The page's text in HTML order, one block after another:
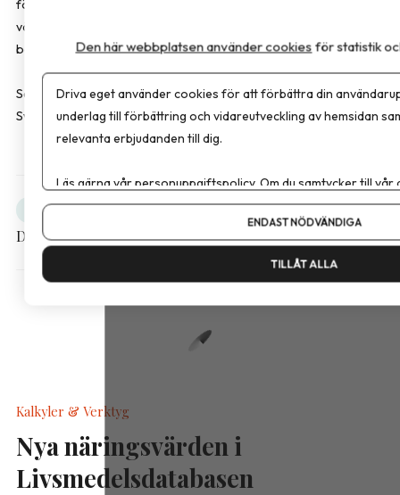
följsamhet och identifiera nutritionsrisker tidigt. Först när
vårdsystemet tar ansvar för hela patientresan kan vi säga att vi
behandlar obesitas som den kroniska sjukdom den faktiskt är.
Sara Bussqvist är leg. dietist och produktspecialist hos FitForMe,
Sverige som erbjuder kosttillskott inom överviktsvård.
Obesitas
Dela artikeln
Kalkyler & Verktyg
Nya näringsvärden i
Livsmedelsdatabasen
Den här webbplatsen använder cookies för statistik
Driva eget använder cookies för att förbättra din
underlag till förbättring och vidareutveckling av hemsidan
relevanta erbjudanden till dig.
Läs gärna vårpersonuppgiftspolicy. Om du samtycker till vår
Om du vill ändra ditt val i efterhand hittar du den möjligheten
ENDAST NÖDVÄNDIGA
TILLÅT ALLA